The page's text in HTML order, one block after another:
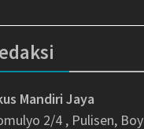
Mandiri Jaya
2/4 , Pulisen,